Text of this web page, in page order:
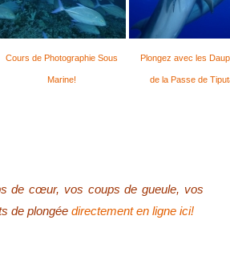
Cours de Photographie Sous
Marine!
Plongez avec les
de la Passe de
de cœur, vos coups de gueule, vos
de plongée directement en ligne ici!